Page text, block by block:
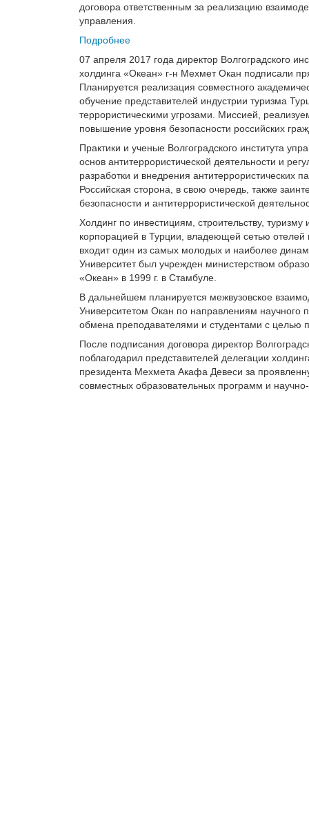
договора ответственным за реализацию
управления.
Подробнее
07 апреля 2017 года директор Волгоградского
холдинга «Океан» г-н Мехмет Окан подписали
Планируется реализация совместного
обучение представителей индустрии туризма
террористическими угрозами. Миссией,
повышение уровня безопасности российских
Практики и ученые Волгоградского института
основ антитеррористической деятельности и
разработки и внедрения антитеррористических
Российская сторона, в свою очередь, также
безопасности и антитеррористической
Холдинг по инвестициям, строительству,
корпорацией в Турции, владеющей сетью
входит один из самых молодых и наиболее
Университет был учрежден министерством
«Океан» в 1999 г. в Стамбуле.
В дальнейшем планируется межвузовское
Университетом Окан по направлениям научного
обмена преподавателями и студентами с целью
После подписания договора директор
поблагодарил представителей делегации
президента Мехмета Акафа Девеси за
совместных образовательных программ и